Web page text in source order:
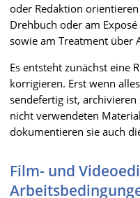
oder Redaktion
Drehbuch oder am
sowie am Treatment über
Es entsteht zunächst eine
korrigieren. Erst wenn
sendefertig ist,
nicht verwendeten
dokumentieren sie auch
Film- und